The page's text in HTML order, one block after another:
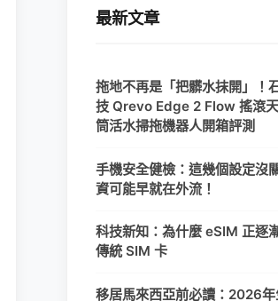
最新文章
拖地不再是「把髒水抹開」！
技 Qrevo Edge 2 Flow 搖滾
筒活水掃拖機器人開箱評測
手機安全健檢：這幾個設定沒
資可能早就在外流！
科技新知：為什麼 eSIM 正逐
傳統 SIM 卡
移居馬來西亞前必讀：2026